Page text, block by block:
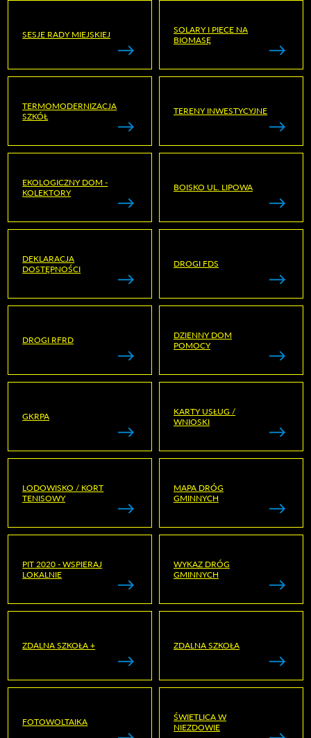
SESJE RADY MIEJSKIEJ
SOLARY I PIECE NA
BIOMASĘ
TERMOMODERNIZACJA
SZKÓŁ
TERENY INWESTYCYJNE
EKOLOGICZNY DOM -
KOLEKTORY
BOISKO UL. LIPOWA
DEKLARACJA
DOSTĘPNOŚCI
DROGI FDS
DROGI RFRD
DZIENNY DOM
POMOCY
GKRPA
KARTY USŁUG /
WNIOSKI
LODOWISKO / KORT
TENISOWY
MAPA DRÓG
GMINNYCH
PIT 2020 - WSPIERAJ
LOKALNIE
WYKAZ DRÓG
GMINNYCH
ZDALNA SZKOŁA + ZDALNA SZKOŁA
FOTOWOLTAIKA
ŚWIETLICA W
NIEZDOWIE